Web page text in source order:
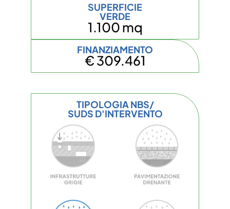
SUPERFICIE
VERDE
1.100 mq
FINANZIAMENTO
€ 309.461
TIPOLOGIA NBS/
SUDS D'INTERVENTO